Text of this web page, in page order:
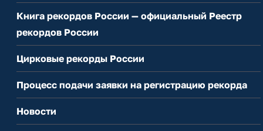
Книга рекордов России — официальный Реестр
рекордов России
Цирковые рекорды России
Процесс подачи заявки на регистрацию рекорда
Новости